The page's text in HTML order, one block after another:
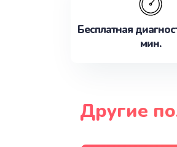
Бесплатная
мин.
Другие